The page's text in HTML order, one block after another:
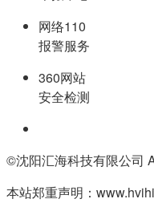
网络110
报警服务
360网站
安全检测